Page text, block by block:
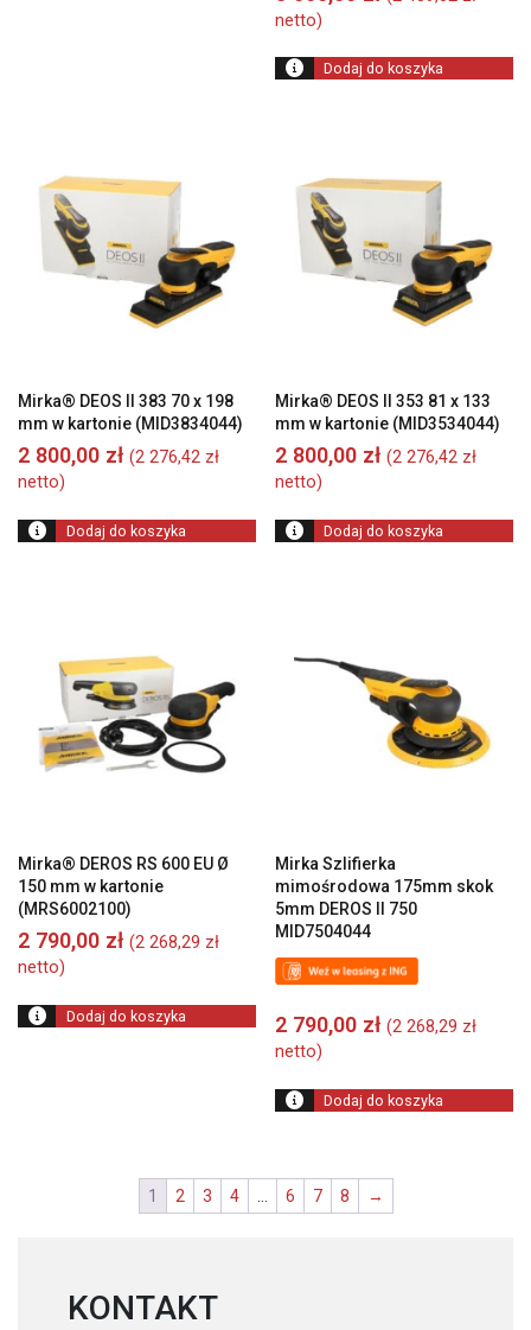
netto)
Dodaj do koszyka
Mirka® DEOS II 383 70 x 198
mm w kartonie (MID3834044)
2 800,00 zł (2 276,42 zł
netto)
Dodaj do koszyka
Mirka® DEOS II 353 81 x 133
mm w kartonie (MID3534044)
2 800,00 zł (2 276,42 zł
netto)
Dodaj do koszyka
Mirka® DEROS RS 600 EU Ø
150 mm w kartonie
(MRS6002100)
2 790,00 zł (2 268,29 zł
netto)
Dodaj do koszyka
Mirka Szlifierka
mimośrodowa 175mm skok
5mm DEROS II 750
MID7504044
2 790,00 zł (2 268,29 zł
netto)
Dodaj do koszyka
1 2 3 4 … 6 7 8 →
KONTAKT